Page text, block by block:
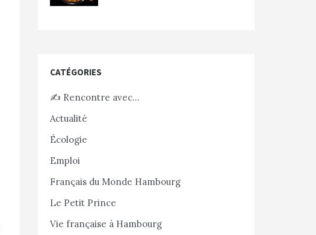
CATÉGORIES
✍️ Rencontre avec…
Actualité
Écologie
Emploi
Français du Monde Hambourg
Le Petit Prince
Vie française à Hambourg